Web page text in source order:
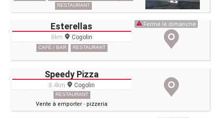
RESTAURANT
Esterellas
8km Cogolin
CAFÉ / BAR RESTAURANT
Fermé le dimanche
Speedy Pizza
8.4km Cogolin
RESTAURANT
Vente à emporter - pizzeria